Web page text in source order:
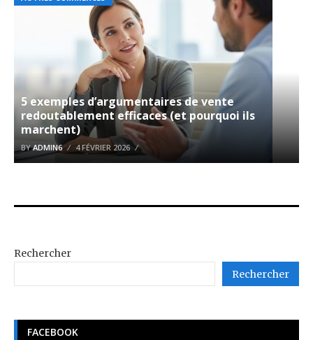
5 exemples d’argumentaires de vente
redoutablement efficaces (et pourquoi ils
marchent)
BYADMIN6 4 FÉVRIER 2026
Rechercher
Rechercher
FACEBOOK